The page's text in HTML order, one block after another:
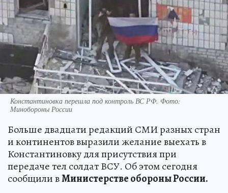
Константиновка перешла под контроль ВС РФ. Фото:
Минобороны России
Больше двадцати редакций СМИ разных стран
и континентов выразили желание выехать в
Константиновку для присутствия при
передаче тел солдат ВСУ. Об этом сегодня
сообщили вМинистерстве обороны России.